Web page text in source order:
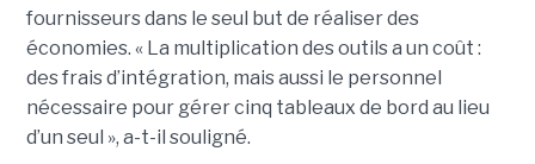
fournisseurs dans le seul but de réaliser des
économies. « La multiplication des outils a un coût :
des frais d’intégration, mais aussi le personnel
nécessaire pour gérer cinq tableaux de bord au lieu
d’un seul », a-t-il souligné.